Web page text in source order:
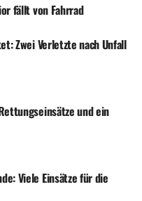
für Flüchtlinge
fällt von Fahrrad
Zwei Verletzte nach Unfall
und ein
Viele Einsätze für die